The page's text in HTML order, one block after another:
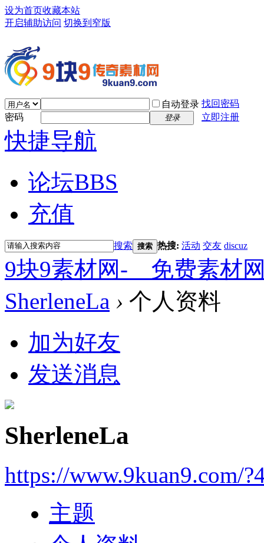
设为首页收藏本站
开启辅助访问 切换到窄版
自动登录 找回密码
密码
登录 立即注册
快捷导航
论坛BBS
充值
搜索 搜索 热搜: 活动 交友 discuz
9块9素材网-＿免费素材
SherleneLa › 个人资料
加为好友
发送消息
SherleneLa
https://www.9kuan9.com/
主题